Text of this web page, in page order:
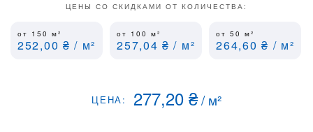
ЦЕНЫ СО СКИДКАМИ ОТ КОЛИЧЕСТВА:
от 150 м²
252,00 ₴ / м²
от 100м²
257,04₴ / м²
от 50м²
264,60₴ / м²
ЦЕНА: 277,20 ₴/м²